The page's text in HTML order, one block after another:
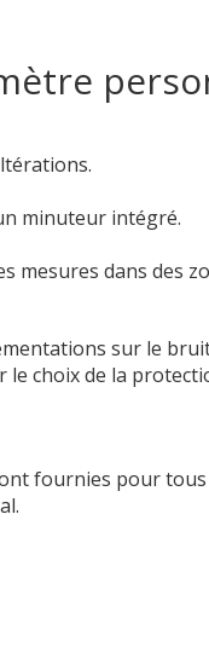
minuteur intégré.
dans des
sur le
le choix de la
fournies pour tous